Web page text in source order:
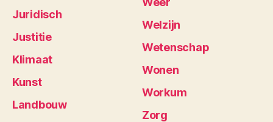
Juridisch
Justitie
Klimaat
Kunst
Landbouw
Welzijn
Wetenschap
Wonen
Workum
Zorg